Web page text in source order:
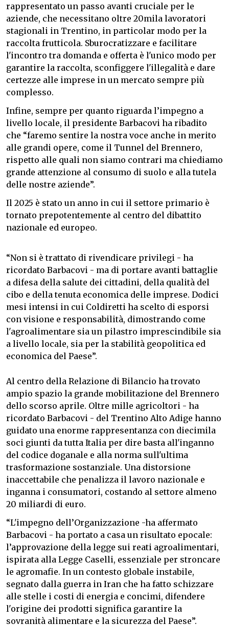
rappresentato un passo avanti cruciale per le
aziende, che necessitano oltre 20mila lavoratori
stagionali in Trentino, in particolar modo per la
raccolta frutticola. Sburocratizzare e facilitare
l'incontro tra domanda e offerta è l'unico modo per
garantire la raccolta, sconfiggere l'illegalità e dare
certezze alle imprese in un mercato sempre più
complesso.
Infine, sempre per quanto riguarda l’impegno a
livello locale, il presidente Barbacovi ha ribadito
che “faremo sentire la nostra voce anche in merito
alle grandi opere, come il Tunnel del Brennero,
rispetto alle quali non siamo contrari ma chiediamo
grande attenzione al consumo di suolo e alla tutela
delle nostre aziende”.
Il 2025 è stato un anno in cui il settore primario è
tornato prepotentemente al centro del dibattito
nazionale ed europeo.
“Non si è trattato di rivendicare privilegi - ha
ricordato Barbacovi - ma di portare avanti battaglie
a difesa della salute dei cittadini, della qualità del
cibo e della tenuta economica delle imprese. Dodici
mesi intensi in cui Coldiretti ha scelto di esporsi
con visione e responsabilità, dimostrando come
l'agroalimentare sia un pilastro imprescindibile sia
a livello locale, sia per la stabilità geopolitica ed
economica del Paese”.
Al centro della Relazione di Bilancio ha trovato
ampio spazio la grande mobilitazione del Brennero
dello scorso aprile. Oltre mille agricoltori - ha
ricordato Barbacovi - del Trentino Alto Adige hanno
guidato una enorme rappresentanza con diecimila
soci giunti da tutta Italia per dire basta all'inganno
del codice doganale e alla norma sull'ultima
trasformazione sostanziale. Una distorsione
inaccettabile che penalizza il lavoro nazionale e
inganna i consumatori, costando al settore almeno
20 miliardi di euro.
“L'impegno dell’Organizzazione -ha affermato
Barbacovi - ha portato a casa un risultato epocale:
l’approvazione della legge sui reati agroalimentari,
ispirata alla Legge Caselli, essenziale per stroncare
le agromafie. In un contesto globale instabile,
segnato dalla guerra in Iran che ha fatto schizzare
alle stelle i costi di energia e concimi, difendere
l'origine dei prodotti significa garantire la
sovranità alimentare e la sicurezza del Paese”.